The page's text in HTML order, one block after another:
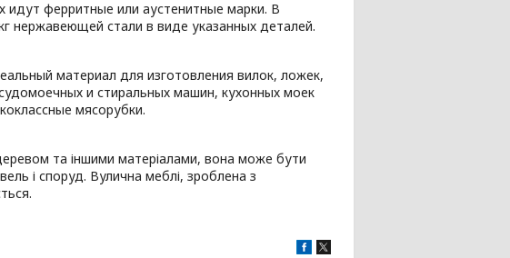
идут ферритные или аустенитные марки. В
нержавеющей стали в виде указанных деталей.
материал для изготовления вилок, ложек,
и стиральных машин, кухонных моек
мясорубки.
та іншими матеріалами, вона може бути
і споруд. Вулична меблі, зроблена з